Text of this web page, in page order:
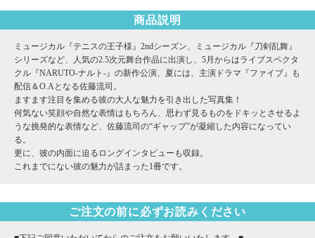
商品説明
ミュージカル『テニスの王子様』2ndシーズン、ミュージカル『刀剣乱舞』
シリーズなど、人気の2.5次元舞台作品に出演し、5月からはライブスペクタ
クル『NARUTO-ナルト-』の新作公演、夏には、主演ドラマ『ファイブ』も
配信＆O.Aとなる佐藤流司。
ますます注目を集める彼の大人な魅力を引き出した写真集！
何気ない笑顔や自然な表情はもちろん、思わず見るものをドキッとさせるよ
うな挑発的な表情など、佐藤流司の“ギャップ”が凝縮した内容になってい
る。
更に、彼の内面に迫るロングインタビューも収録。
これまでにない彼の魅力が詰まった1冊です。
ご注文の前に必ずお読みください